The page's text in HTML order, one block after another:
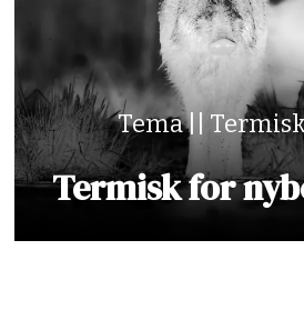
Tema ||
Termisk for